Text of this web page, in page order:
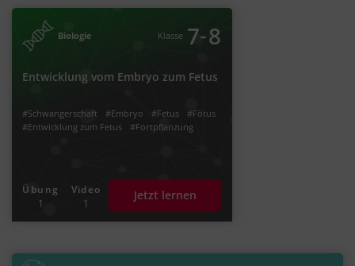
Biologie Klasse 7‐8
Entwicklung vom Embryo zum Fetus
#Schwangerschaft #Embryo #Fetus
#Fötus
#Entwicklung zum Fetus
#Fortpflanzung
Übung
1
Video
1
Jetzt lernen